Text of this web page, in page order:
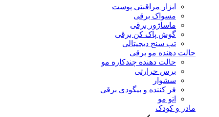
ابزار مراقبتی پوست
مسواک برقی
ماساژور برقی
گوش پاک کن برقی
تب سنج دیجیتالی
حالت دهنده مو برقی
حالت دهنده چندکاره مو
برس حرارتی
سشوار
فر کننده و بیگودی برقی
اتو مو
مادر و کودک